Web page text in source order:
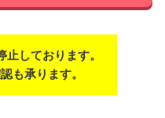
しております。
も承ります。